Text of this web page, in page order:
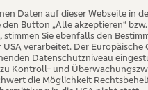
Daten auf dieser Webseite in
Button „Alle akzeptieren“
Sie ebenfalls den
verarbeitet. Der
Datenschutzniveau
Kontroll- und
die Möglichkeit